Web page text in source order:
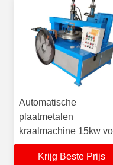
Automatische
plaatmetalen
kraalmachine 15kw
draad spoel kabel
bobbinKrijg Beste Prijs